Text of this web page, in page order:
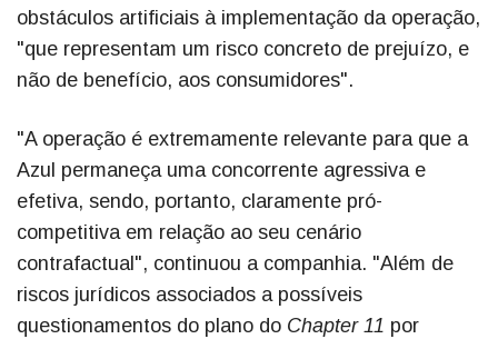
obstáculos artificiais à implementação da operação,
"que representam um risco concreto de prejuízo, e
não de benefício, aos consumidores".
"A operação é extremamente relevante para que a
Azul permaneça uma concorrente agressiva e
efetiva, sendo, portanto, claramente pró-
competitiva em relação ao seu cenário
contrafactual", continuou a companhia. "Além de
riscos jurídicos associados a possíveis
questionamentos do plano do Chapter 11 por